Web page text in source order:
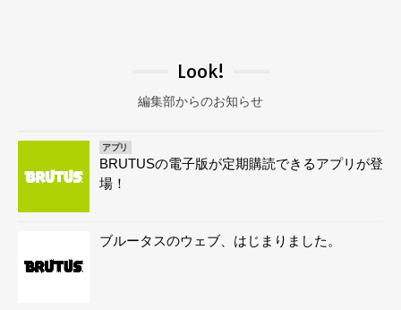
Look!
編集部からのお知らせ
アプリ
BRUTUSの電子版が定期購読できるアプリが登
場！
ブルータスのウェブ、はじまりました。